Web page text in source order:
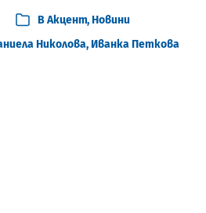
ВАкцент,Новини
Николова,Иванка Петкова